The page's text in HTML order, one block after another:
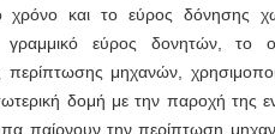
χρόνο και το εύρος δόνησης
εύρος δονητών, το
μηχανών,
δομή με την παροχή της
παίρνουν την περίπτωση